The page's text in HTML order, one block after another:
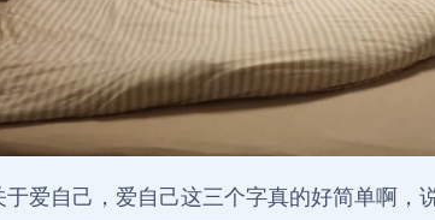
爱自己，爱自己这三个字真的好简单啊，